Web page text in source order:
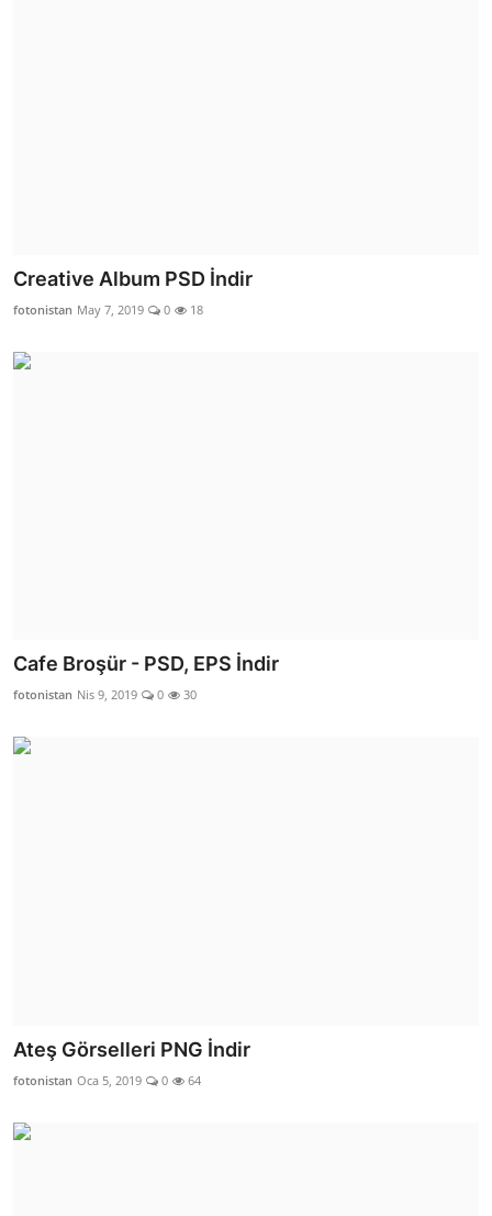
Creative Album PSD İndir
fotonistan May 7, 2019 0 18
Cafe Broşür - PSD, EPS İndir
fotonistan Nis 9, 2019 0 30
Ateş Görselleri PNG İndir
fotonistan Oca 5, 2019 0 64